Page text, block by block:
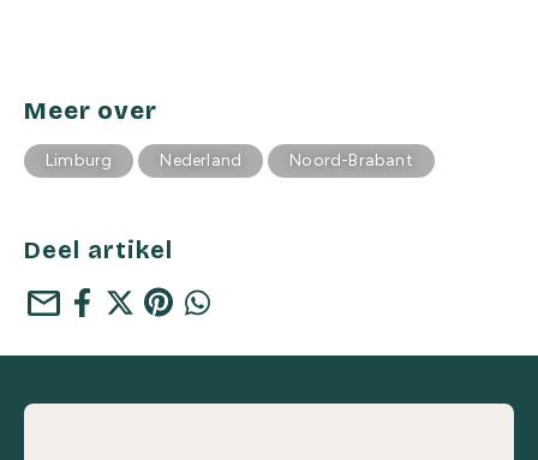
Meer over
Limburg Nederland Noord-Brabant
Deel artikel
mail